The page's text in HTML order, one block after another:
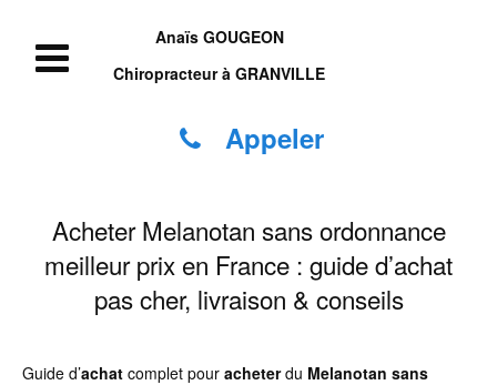
Anaïs GOUGEON
Chiropracteur à GRANVILLE
Appeler
Acheter Melanotan sans ordonnance
meilleur prix en France : guide d’achat
pas cher, livraison & conseils
Guide d’achat complet pour acheterdu Melanotan sans